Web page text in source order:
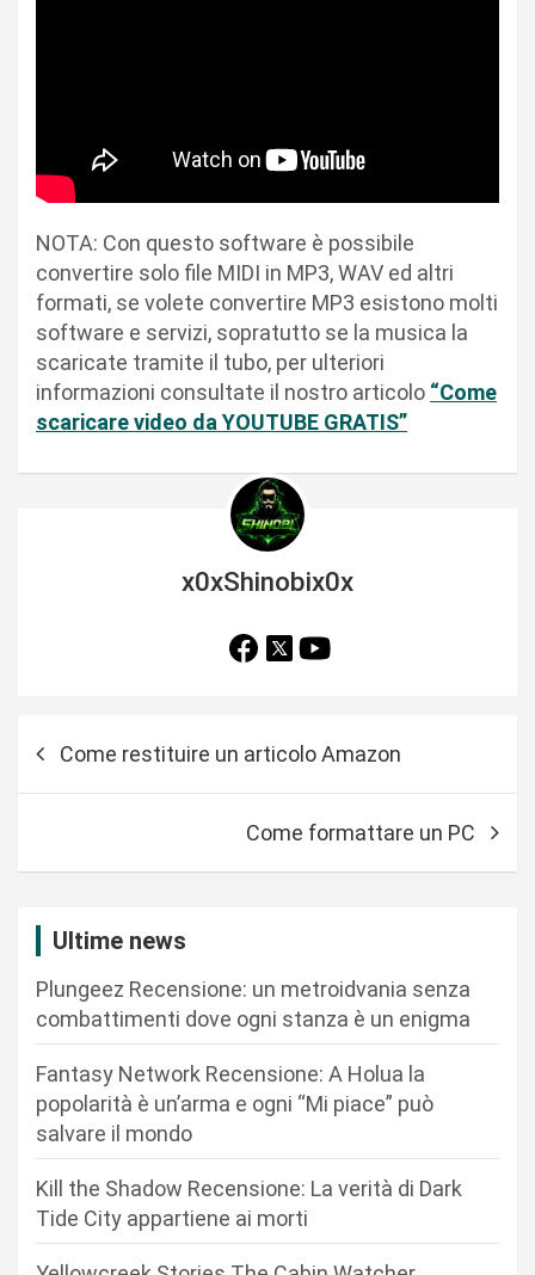
NOTA: Con questo software è possibile
convertire solo file MIDI in MP3, WAV ed altri
formati, se volete convertire MP3 esistono molti
software e servizi, sopratutto se la musica la
scaricate tramite il tubo, per ulteriori
informazioni consultate il nostro articolo “Come
scaricare video da YOUTUBE GRATIS”
x0xShinobix0x
Come restituire un articolo Amazon
Come formattare un PC
Ultime news
Plungeez Recensione: un metroidvania senza
combattimenti dove ogni stanza è un enigma
Fantasy Network Recensione: A Holua la
popolarità è un’arma e ogni “Mi piace” può
salvare il mondo
Kill the Shadow Recensione: La verità di Dark
Tide City appartiene ai morti